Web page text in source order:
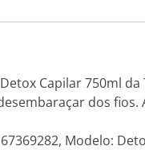
Capilar 750ml da
dos
Modelo: